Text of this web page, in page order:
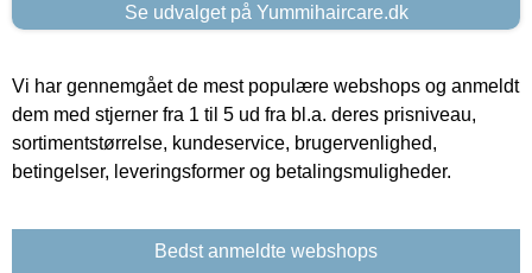
Se udvalget på Yummihaircare.dk
Vi har gennemgået de mest populære webshops og anmeldt
dem med stjerner fra 1 til 5 ud fra bl.a. deres prisniveau,
sortimentstørrelse, kundeservice, brugervenlighed,
betingelser, leveringsformer og betalingsmuligheder.
Bedst anmeldte webshops